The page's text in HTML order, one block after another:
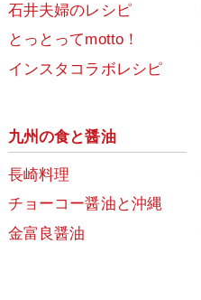
石井夫婦のレシピ
とっとってmotto！
インスタコラボレシピ
九州の食と醤油
長崎料理
チョーコー醤油と沖縄
金富良醤油